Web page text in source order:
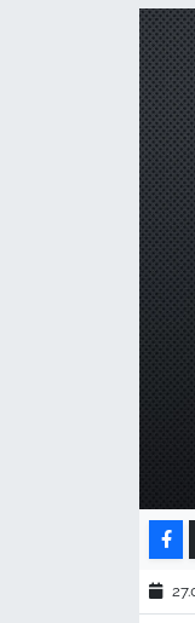
EKONOMİ
SAĞLIK
EĞİTİM
TARIM VE
KÜLTÜR
RESMİ İLAN
EDİRNE